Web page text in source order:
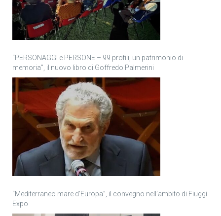
“PERSONAGGI e PERSONE – 99 profili, un patrimonio di
memoria”, il nuovo libro di Goffredo Palmerini
“Mediterraneo mare d’Europa”, il convegno nell’ambito di Fiuggi
Expo